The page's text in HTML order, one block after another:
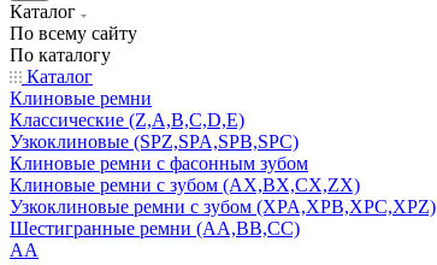
Каталог
По всему сайту
По каталогу
Каталог
Клиновые ремни
Классические (Z,A,B,C,D,E)
Узкоклиновые (SPZ,SPA,SPB,SPC)
Клиновые ремни с фасонным зубом
Клиновые ремни с зубом (AX,BX,CX,ZX)
Узкоклиновые ремни с зубом (XPA,XPB,XPC,XPZ)
Шестигранные ремни (AA,BB,CC)
AA